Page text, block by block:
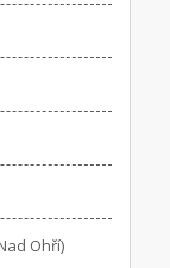
Ohří)